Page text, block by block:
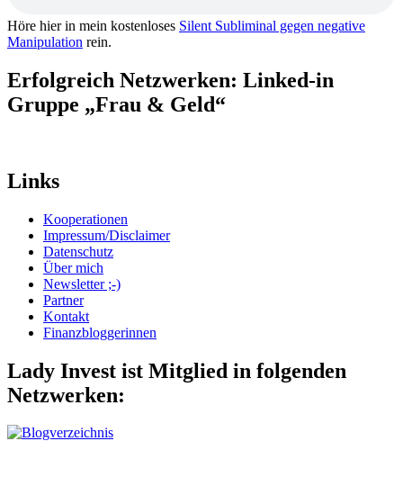
Höre hier in mein kostenloses Silent Subliminal gegen negative
Manipulation rein.
Erfolgreich Netzwerken: Linked-in
Gruppe „Frau & Geld“
Links
Kooperationen
Impressum/Disclaimer
Datenschutz
Über mich
Newsletter ;-)
Partner
Kontakt
Finanzbloggerinnen
Lady Invest ist Mitglied in folgenden
Netzwerken: